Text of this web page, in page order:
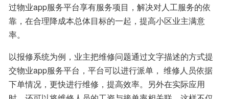
过物业app服务平台享有服务项目，解决对人工服务的依
靠，在合理降成本总体目标的一起，提高小区业主满意
率。
以报修系统为例，业主把维修问题通过文字描述的方式提
交物业app服务平台，平台可以进行派单， 维修人员依据
下单情况，更快进行维修，提高效率。另外在实际应用